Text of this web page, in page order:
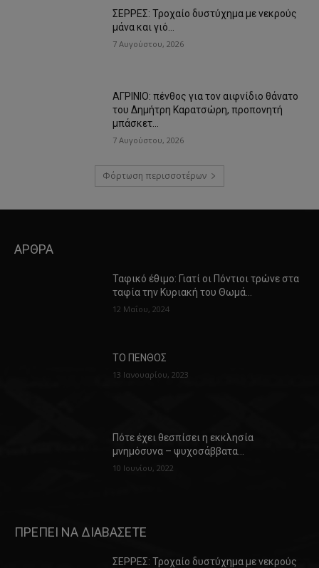
ΣΕΡΡΕΣ: Τροχαίο δυστύχημα με νεκρούς
μάνα και γιό…
7 Αυγούστου, 2026
ΑΓΡΙΝΙΟ: πένθος για τον αιφνίδιο θάνατο
του Δημήτρη Καρατσώρη, προπονητή
μπάσκετ…
7 Αυγούστου, 2026
Φόρτωση περισσοτέρων
ΑΡΘΡΑ
Ταφικό έθιμο: Γιατί οι Πόντιοι τρώνε στα
ταφία την Κυριακή του Θωμά…
12 Μαΐου, 2024
ΤΟ ΠΕΝΘΟΣ
13 Ιανουαρίου, 2023
Πότε έχει θεσπίσει η εκκλησία
μνημόσυνα – ψυχοσάββατα…
10 Ιουνίου, 2022
ΠΡΕΠΕΙ ΝΑ ΔΙΑΒΑΣΕΤΕ
ΣΕΡΡΕΣ: Τροχαίο δυστύχημα με νεκρούς